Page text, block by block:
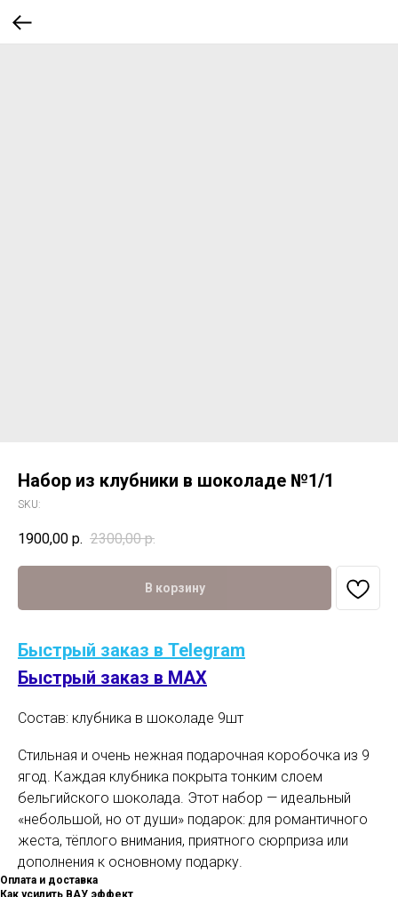
Набор из клубники в шоколаде №1/1
SKU:
1900,00 р. 2300,00 р.
В корзину
Быстрый заказ в Telegram
Быстрый заказ в MAX
Состав: клубника в шоколаде 9шт
Стильная и очень нежная подарочная коробочка из 9
ягод. Каждая клубника покрыта тонким слоем
бельгийского шоколада. Этот набор — идеальный
«небольшой, но от души» подарок: для романтичного
жеста, тёплого внимания, приятного сюрприза или
дополнения к основному подарку.
Оплата и доставка